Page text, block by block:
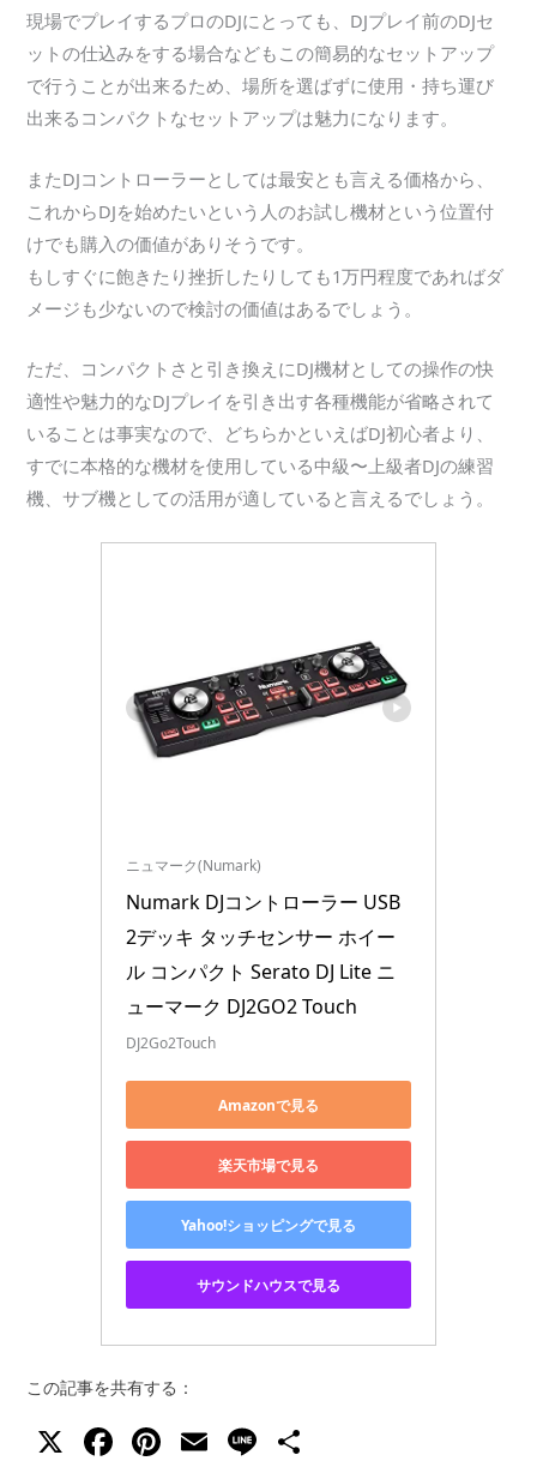
現場でプレイするプロのDJにとっても、DJプレイ前のDJセ
ットの仕込みをする場合などもこの簡易的なセットアップ
で行うことが出来るため、場所を選ばずに使用・持ち運び
出来るコンパクトなセットアップは魅力になります。
またDJコントローラーとしては最安とも言える価格から、
これからDJを始めたいという人のお試し機材という位置付
けでも購入の価値がありそうです。
もしすぐに飽きたり挫折したりしても1万円程度であればダ
メージも少ないので検討の価値はあるでしょう。
ただ、コンパクトさと引き換えにDJ機材としての操作の快
適性や魅力的なDJプレイを引き出す各種機能が省略されて
いることは事実なので、どちらかといえばDJ初心者より、
すでに本格的な機材を使用している中級〜上級者DJの練習
機、サブ機としての活用が適していると言えるでしょう。
ニュマーク(Numark)
Numark DJコントローラー USB
2デッキ タッチセンサー ホイー
ル コンパクト Serato DJ Lite ニ
ューマーク DJ2GO2 Touch
DJ2Go2Touch
Amazonで見る
楽天市場で見る
Yahoo!ショッピングで見る
サウンドハウスで見る
この記事を共有する：
X F Pi E Li